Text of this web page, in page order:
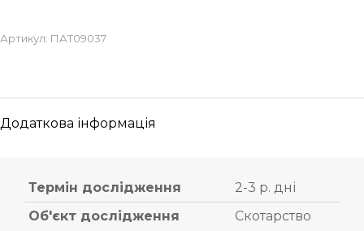
Артикул: ПАТ09037
Додаткова інформація
Термін дослідження
2-3 р. дні
Об'єкт дослідження
Скотарство